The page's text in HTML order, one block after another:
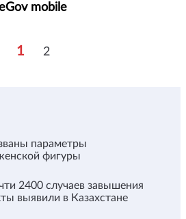
mobile
1 2
параметры
фигуры
2400 случаев завышения
выявили в Казахстане